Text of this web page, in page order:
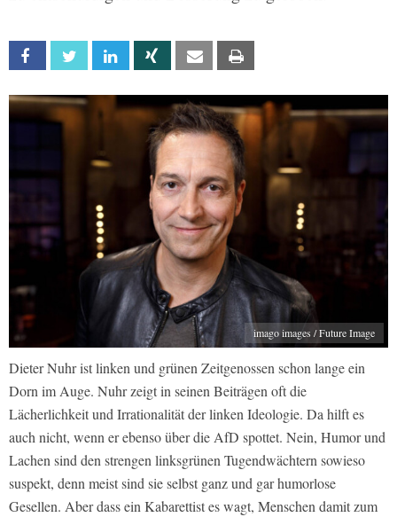
Facebook Twitter Linkedin Xing Email
imago images / Future Image
Dieter Nuhr ist linken und grünen Zeitgenossen schon lange ein
Dorn im Auge. Nuhr zeigt in seinen Beiträgen oft die
Lächerlichkeit und Irrationalität der linken Ideologie. Da hilft es
auch nicht, wenn er ebenso über die AfD spottet. Nein, Humor und
Lachen sind den strengen linksgrünen Tugendwächtern sowieso
suspekt, denn meist sind sie selbst ganz und gar humorlose
Gesellen. Aber dass ein Kabarettist es wagt, Menschen damit zum